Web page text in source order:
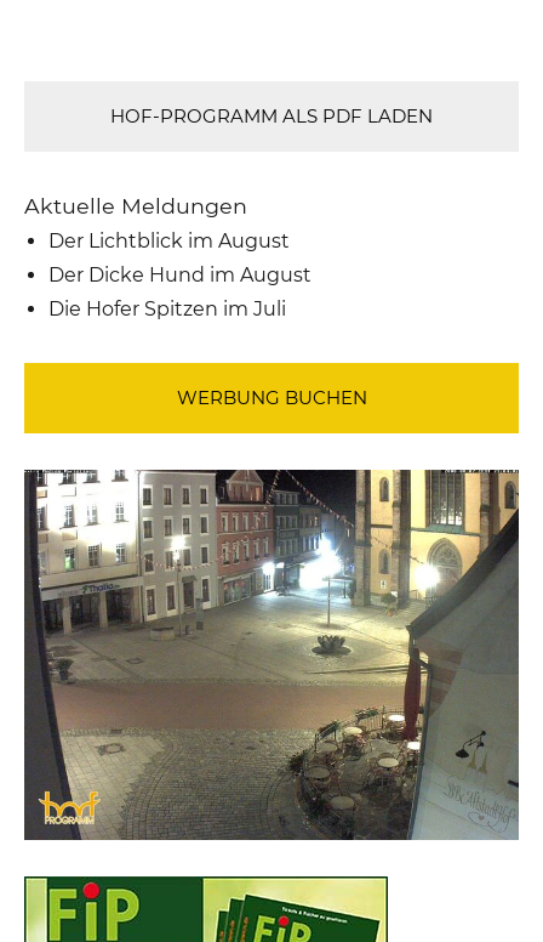
HOF-PROGRAMM ALS PDF LADEN
Aktuelle Meldungen
Der Lichtblick im August
Der Dicke Hund im August
Die Hofer Spitzen im Juli
WERBUNG BUCHEN